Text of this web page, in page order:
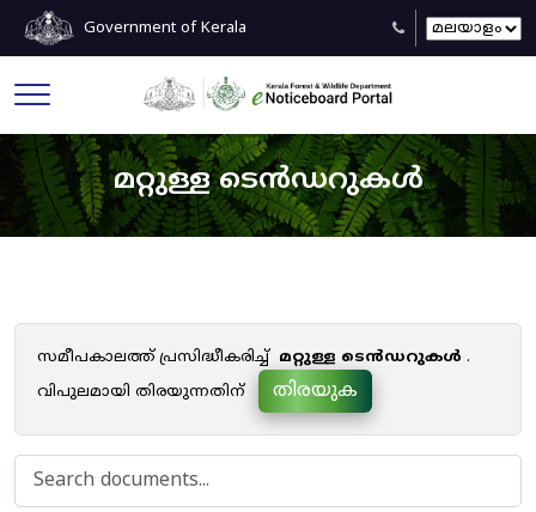
Government of Kerala
മറ്റുള്ള ടെൻഡറുകൾ
സമീപകാലത്ത് പ്രസിദ്ധീകരിച്ച് മറ്റുള്ള ടെൻഡറുകൾ .
വിപുലമായി തിരയുന്നതിന്
തിരയുക